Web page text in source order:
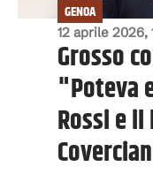
12 aprile 2026,
GENOA
Grosso
"Poteva
Rossi e